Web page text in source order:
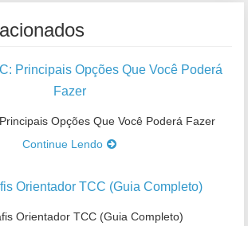
Opções Que Você Poderá Fazer
Continue Lendo
Orientador TCC (Guia Completo)